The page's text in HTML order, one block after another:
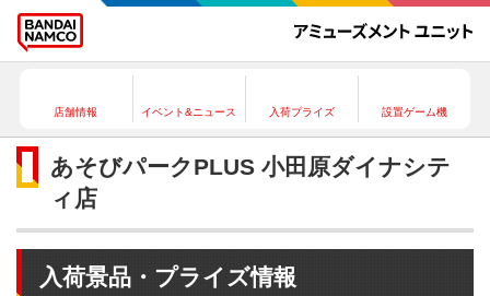
店舗情報 イベント&ニュース 入荷プライズ 設置ゲーム機
あそびパークPLUS 小田原ダイナシテ
ィ店
入荷景品・プライズ情報